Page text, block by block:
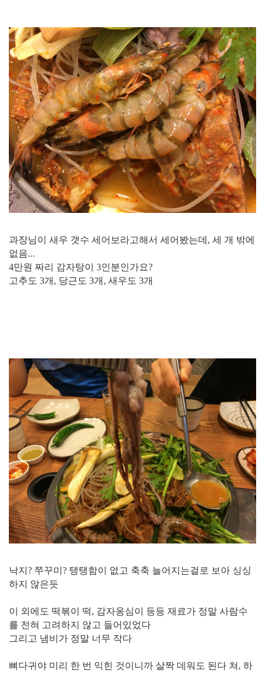
과장님이 새우 갯수 세어보라고해서 세어봤는데, 세 개 밖에
없음...
4만원 짜리 감자탕이 3인분인가요?
고추도 3개, 당근도 3개, 새우도 3개
낙지? 쭈꾸미? 탱탱함이 없고 축축 늘어지는걸로 보아 싱싱
하지 않은듯
이 외에도 떡볶이 떡, 감자옹심이 등등 재료가 정말 사람수
를 전혀 고려하지 않고 들어있었다
그리고 냄비가 정말 너무 작다
뼈다귀야 미리 한 번 익힌 것이니까 살짝 데워도 된다 쳐, 하